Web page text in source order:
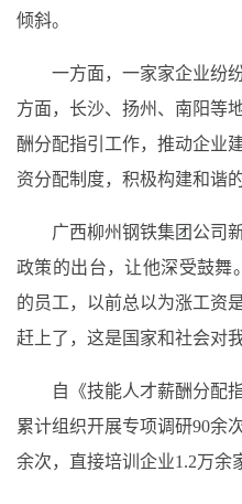
倾斜。
一方面，一家家企业纷
方面，长沙、扬州、南阳等
酬分配指引工作，推动企业
资分配制度，积极构建和谐
广西柳州钢铁集团公司
政策的出台，让他深受鼓舞
的员工，以前总以为涨工资
赶上了，这是国家和社会对
自《技能人才薪酬分配
累计组织开展专项调研90余
余次，直接培训企业1.2万余